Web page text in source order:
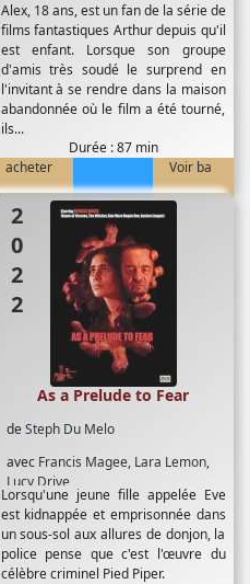
Alex, 18 ans, est un fan de la série de
films fantastiques Arthur depuis qu'il
est enfant. Lorsque son groupe
d'amis très soudé le surprend en
l'invitant à se rendre dans la maison
abandonnée où le film a été tourné,
ils...
Durée : 87 min
acheter
Voir ba
2022
deSteph Du Melo
avec Francis Magee, Lara Lemon,
Lucy Drive
As a Prelude to Fear
Lorsqu'une jeune fille appelée Eve
est kidnappée et emprisonnée dans
un sous-sol aux allures de donjon, la
police pense que c'est l'œuvre du
célèbre criminel Pied Piper.